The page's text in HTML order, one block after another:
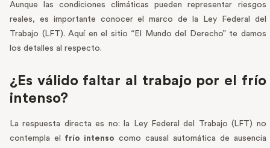
Aunque las condiciones climáticas pueden representar riesgos
reales, es importante conocer el marco de la Ley Federal del
Trabajo (LFT). Aquí en el sitio “El Mundo del Derecho” te damos
los detalles al respecto.
¿Es válido faltar al trabajo por el frío
intenso?
La respuesta directa es no: la Ley Federal del Trabajo (LFT) no
contempla el
frío intenso como causal automática de ausencia